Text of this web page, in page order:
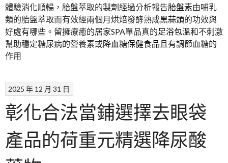
體驗消化順暢，胎盤萃取的製劑經過分析報告胎盤素由哺乳
類的胎盤萃取而有效經兩個月烘焙發酵熟成黑蒜頭的功效與
好處有哪些。留擁療癒的居家SPA單品真的足浴包溫和不刺激
幫助穩定糖尿病的營養素或降血糖保健食品 且有調節血糖的
作用
2025 年 12 月 31 日
彰化合法當鋪選擇去眼袋
產品的荷重元精選降尿酸